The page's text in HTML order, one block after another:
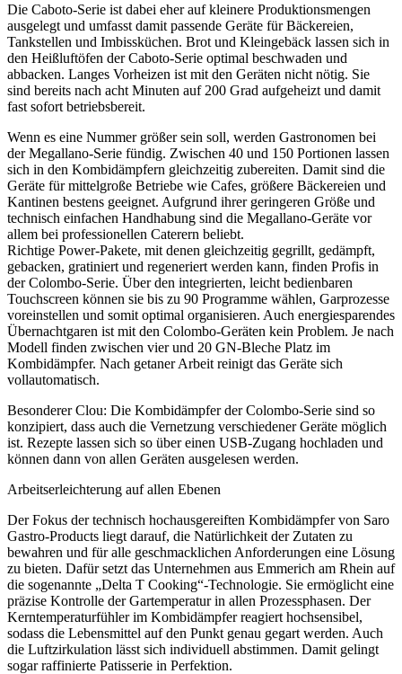
Die Caboto-Serie ist dabei eher auf kleinere Produktionsmengen
ausgelegt und umfasst damit passende Geräte für Bäckereien,
Tankstellen und Imbissküchen. Brot und Kleingebäck lassen sich in
den Heißluftöfen der Caboto-Serie optimal beschwaden und
abbacken. Langes Vorheizen ist mit den Geräten nicht nötig. Sie
sind bereits nach acht Minuten auf 200 Grad aufgeheizt und damit
fast sofort betriebsbereit.
Wenn es eine Nummer größer sein soll, werden Gastronomen bei
der Megallano-Serie fündig. Zwischen 40 und 150 Portionen lassen
sich in den Kombidämpfern gleichzeitig zubereiten. Damit sind die
Geräte für mittelgroße Betriebe wie Cafes, größere Bäckereien und
Kantinen bestens geeignet. Aufgrund ihrer geringeren Größe und
technisch einfachen Handhabung sind die Megallano-Geräte vor
allem bei professionellen Caterern beliebt.
Richtige Power-Pakete, mit denen gleichzeitig gegrillt, gedämpft,
gebacken, gratiniert und regeneriert werden kann, finden Profis in
der Colombo-Serie. Über den integrierten, leicht bedienbaren
Touchscreen können sie bis zu 90 Programme wählen, Garprozesse
voreinstellen und somit optimal organisieren. Auch energiesparendes
Übernachtgaren ist mit den Colombo-Geräten kein Problem. Je nach
Modell finden zwischen vier und 20 GN-Bleche Platz im
Kombidämpfer. Nach getaner Arbeit reinigt das Geräte sich
vollautomatisch.
Besonderer Clou: Die Kombidämpfer der Colombo-Serie sind so
konzipiert, dass auch die Vernetzung verschiedener Geräte möglich
ist. Rezepte lassen sich so über einen USB-Zugang hochladen und
können dann von allen Geräten ausgelesen werden.
Arbeitserleichterung auf allen Ebenen
Der Fokus der technisch hochausgereiften Kombidämpfer von Saro
Gastro-Products liegt darauf, die Natürlichkeit der Zutaten zu
bewahren und für alle geschmacklichen Anforderungen eine Lösung
zu bieten. Dafür setzt das Unternehmen aus Emmerich am Rhein auf
die sogenannte „Delta T Cooking“-Technologie. Sie ermöglicht eine
präzise Kontrolle der Gartemperatur in allen Prozessphasen. Der
Kerntemperaturfühler im Kombidämpfer reagiert hochsensibel,
sodass die Lebensmittel auf den Punkt genau gegart werden. Auch
die Luftzirkulation lässt sich individuell abstimmen. Damit gelingt
sogar raffinierte Patisserie in Perfektion.